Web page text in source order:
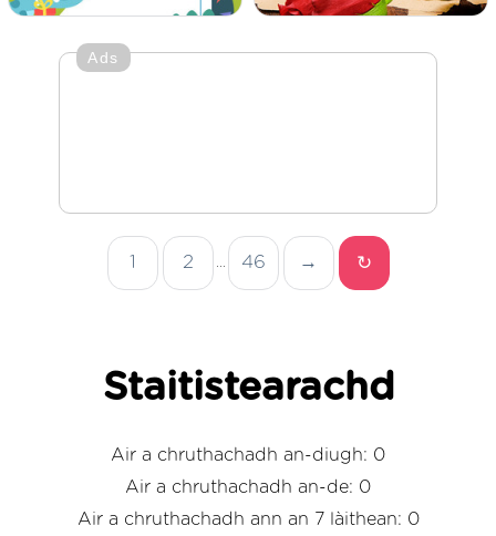
Ads
1 2 46 → ↻
Staitistearachd
Air a chruthachadh an-diugh: 0
Air a chruthachadh an-de: 0
Air a chruthachadh ann an 7 làithean: 0